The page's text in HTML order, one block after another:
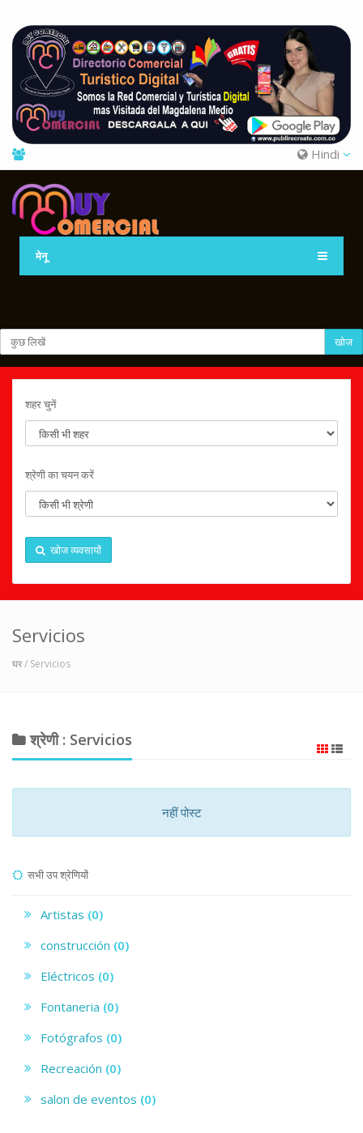
Hindi
मेनू
खोज
शहर चुनें
श्रेणी का चयन करें
खोज व्यवसायों
Servicios
घर/ Servicios
श्रेणी : Servicios
नहीं पोस्ट
सभी उप श्रेणियों
Artistas
(0)
construcción
(0)
Eléctricos
(0)
Fontaneria
(0)
Fotógrafos
(0)
Recreación
(0)
salon de eventos
(0)